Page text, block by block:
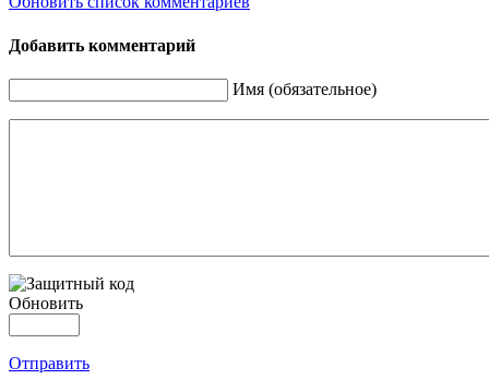
Добавить комментарий
Имя (обязательное)
Обновить
Отправить